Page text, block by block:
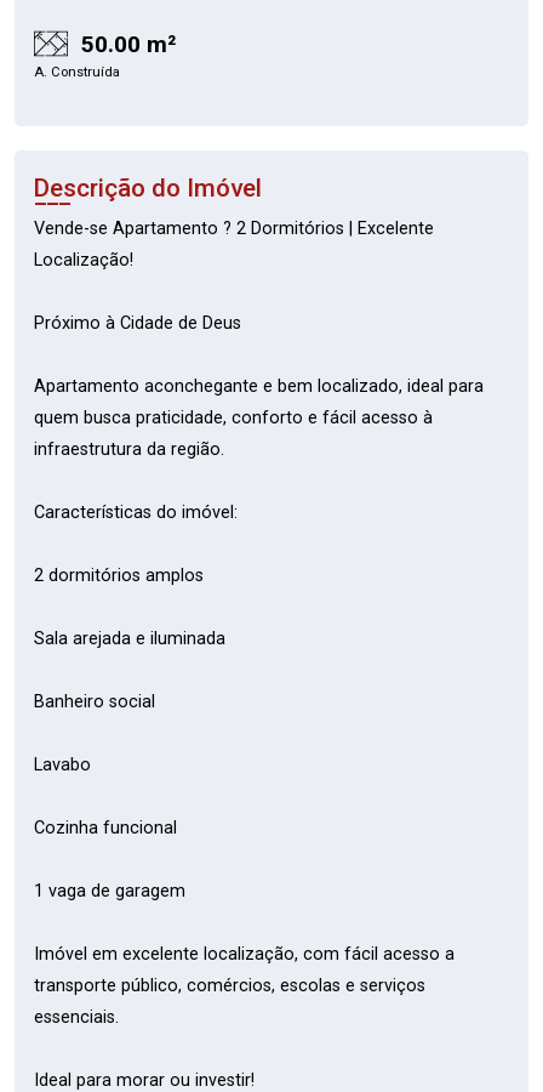
50.00 m²
A. Construída
Descrição do Imóvel
Vende-se Apartamento ? 2 Dormitórios | Excelente
Localização!
Próximo à Cidade de Deus
Apartamento aconchegante e bem localizado, ideal para
quem busca praticidade, conforto e fácil acesso à
infraestrutura da região.
Características do imóvel:
2 dormitórios amplos
Sala arejada e iluminada
Banheiro social
Lavabo
Cozinha funcional
1 vaga de garagem
Imóvel em excelente localização, com fácil acesso a
transporte público, comércios, escolas e serviços
essenciais.
Ideal para morar ou investir!